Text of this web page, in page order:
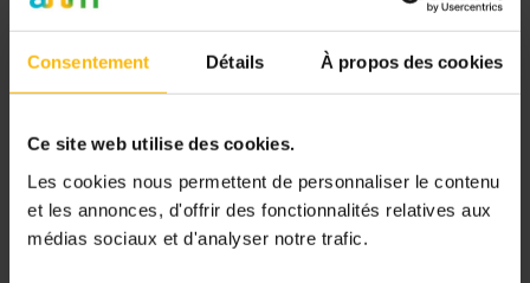
Consentement Détails À propos des cookies
Ce site web utilise des cookies.
Les cookies nous permettent de personnaliser le contenu
et les annonces, d'offrir des fonctionnalités relatives aux
médias sociaux et d'analyser notre trafic.